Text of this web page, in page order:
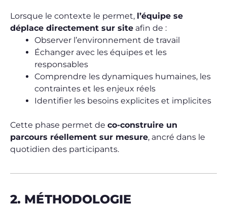
Lorsque le contexte le permet, l’équipe se
déplace directement sur site afin de :
Observer l’environnement de travail
Échanger avec les équipes et les
responsables
Comprendre les dynamiques humaines, les
contraintes et les enjeux réels
Identifier les besoins explicites et implicites
Cette phase permet de co-construire un
parcours réellement sur mesure, ancré dans le
quotidien des participants.
2. MÉTHODOLOGIE